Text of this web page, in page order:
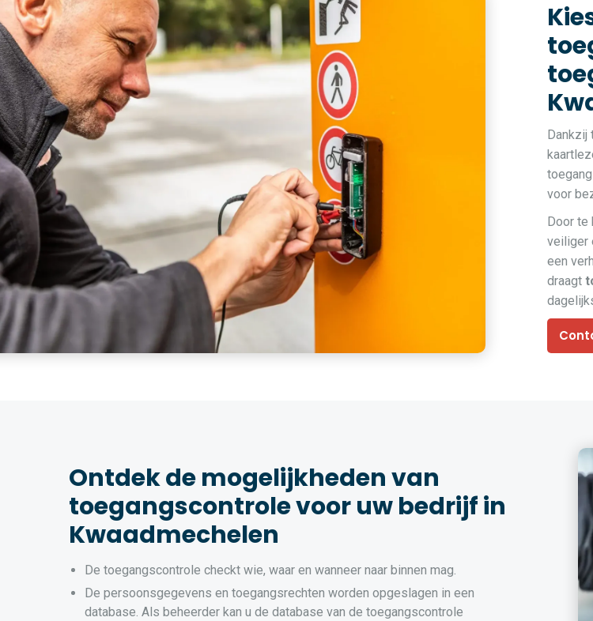
Dankzij
voor
Door te
veiliger
een
draagt
Ontdek de mogelijkheden van
toegangscontrole voor uw bedrijf in
Kwaadmechelen
De toegangscontrole checkt wie, waar en wanneer naar binnen mag.
De persoonsgegevens en toegangsrechten worden opgeslagen in een
database. Als beheerder kan u de database van de toegangscontrole